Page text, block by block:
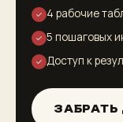
✓ 4 рабочие
✓ 5 пошаговых
✓ Доступ к